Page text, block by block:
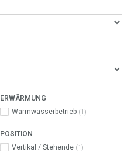
ERWÄRMUNG
Warmwasserbetrieb (1)
POSITION
Vertikal / Stehende (1)